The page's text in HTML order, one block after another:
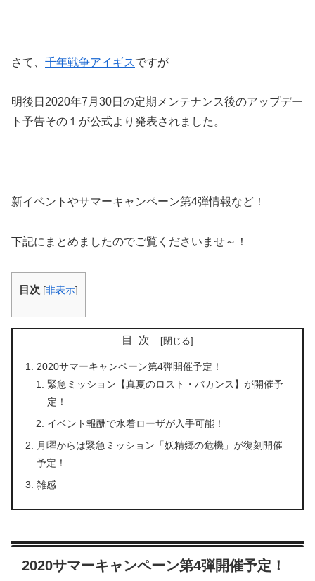
さて、 千年戦争アイギスですが
明後日2020年7月30日の定期メンテナンス後のアップデー
ト予告その１が公式より発表されました。
新イベントやサマーキャンペーン第4弾情報など！
下記にまとめましたのでご覧くださいませ～！
目次 [非表示]
目次
2020サマーキャンペーン第4弾開催予定！
緊急ミッション【真夏のロスト・バカンス】が開催予
定！
イベント報酬で水着ローザが入手可能！
月曜からは緊急ミッション「妖精郷の危機」が復刻開催
予定！
雑感
2020サマーキャンペーン第4弾開催予定！